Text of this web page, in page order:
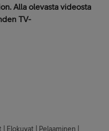
Alla olevasta videosta
TV-
Elokuvat | Pelaaminen |